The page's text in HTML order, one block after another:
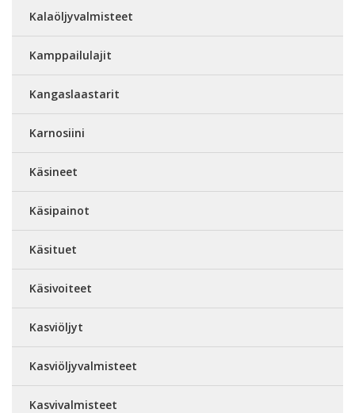
Kalaöljyvalmisteet
Kamppailulajit
Kangaslaastarit
Karnosiini
Käsineet
Käsipainot
Käsituet
Käsivoiteet
Kasviöljyt
Kasviöljyvalmisteet
Kasvivalmisteet